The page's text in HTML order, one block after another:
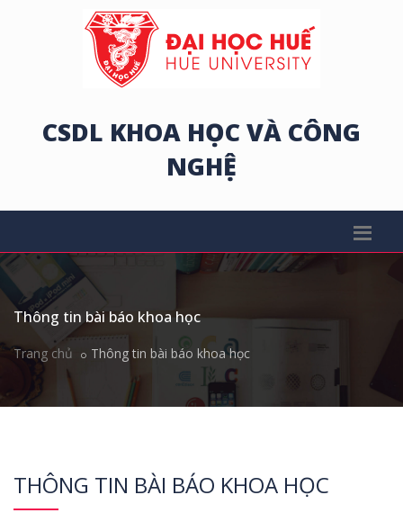
CSDL KHOA HỌC VÀ CÔNG
NGHỆ
Thông tin bài báo khoa học
Trang chủ Thông tin bài báo khoa học
THÔNG TIN BÀI BÁO KHOA HỌC